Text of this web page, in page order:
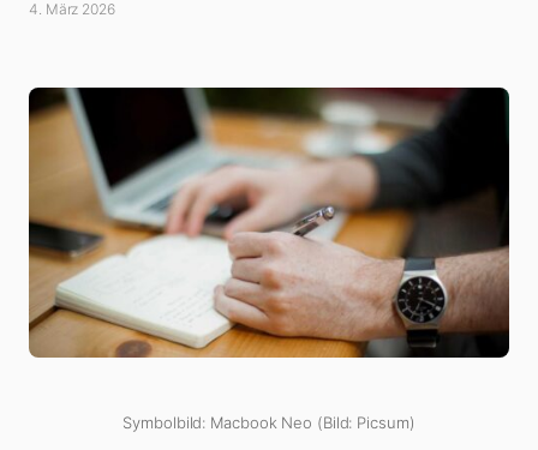
4. März 2026
Symbolbild: Macbook Neo (Bild: Picsum)